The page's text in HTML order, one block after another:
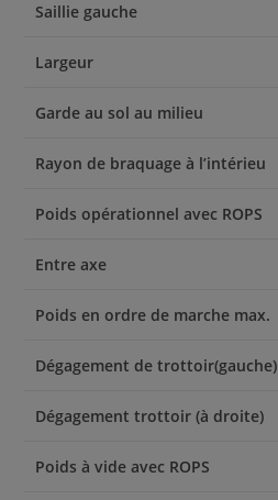
Saillie gauche
Largeur
Garde au sol au milieu
Rayon de braquage à l’intérieu
Poids opérationnel avec ROPS
Entre axe
Poids en ordre de marche max.
Dégagement de trottoir(gauche)
Dégagement trottoir (à droite)
Poids à vide avec ROPS